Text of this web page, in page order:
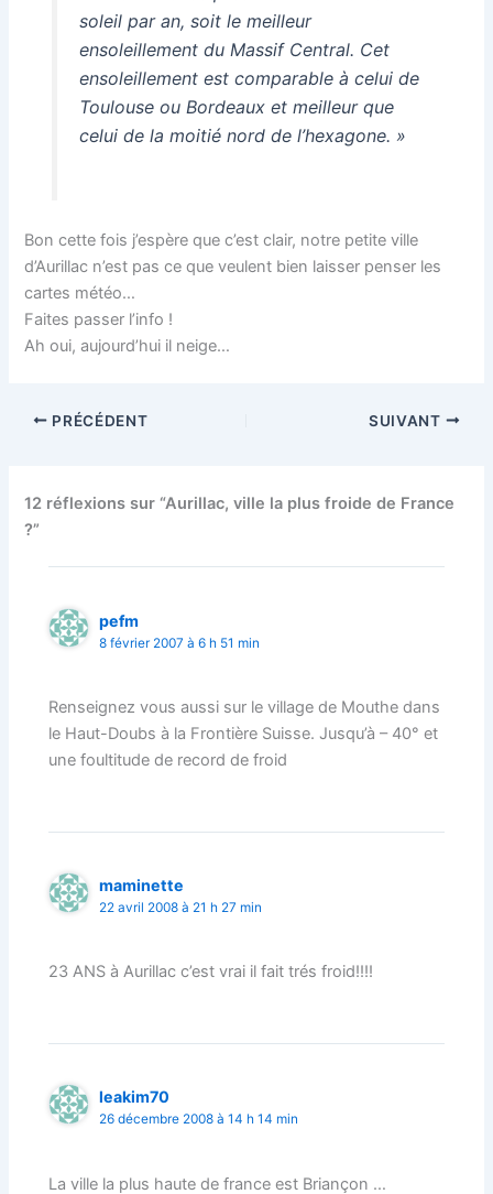
soleil par an, soit le meilleur
ensoleillement du Massif Central. Cet
ensoleillement est comparable à celui de
Toulouse ou Bordeaux et meilleur que
celui de la moitié nord de l’hexagone. »
Bon cette fois j’espère que c’est clair, notre petite ville
d’Aurillac n’est pas ce que veulent bien laisser penser les
cartes météo…
Faites passer l’info !
Ah oui, aujourd’hui il neige…
PRÉCÉDENT SUIVANT
12 réflexions sur “Aurillac, ville la plus froide de France
?”
pefm
8 février 2007 à 6 h 51 min
Renseignez vous aussi sur le village de Mouthe dans
le Haut-Doubs à la Frontière Suisse. Jusqu’à – 40° et
une foultitude de record de froid
maminette
22 avril 2008 à 21 h 27 min
23 ANS à Aurillac c’est vrai il fait trés froid!!!!
leakim70
26 décembre 2008 à 14 h 14 min
La ville la plus haute de france est Briançon …